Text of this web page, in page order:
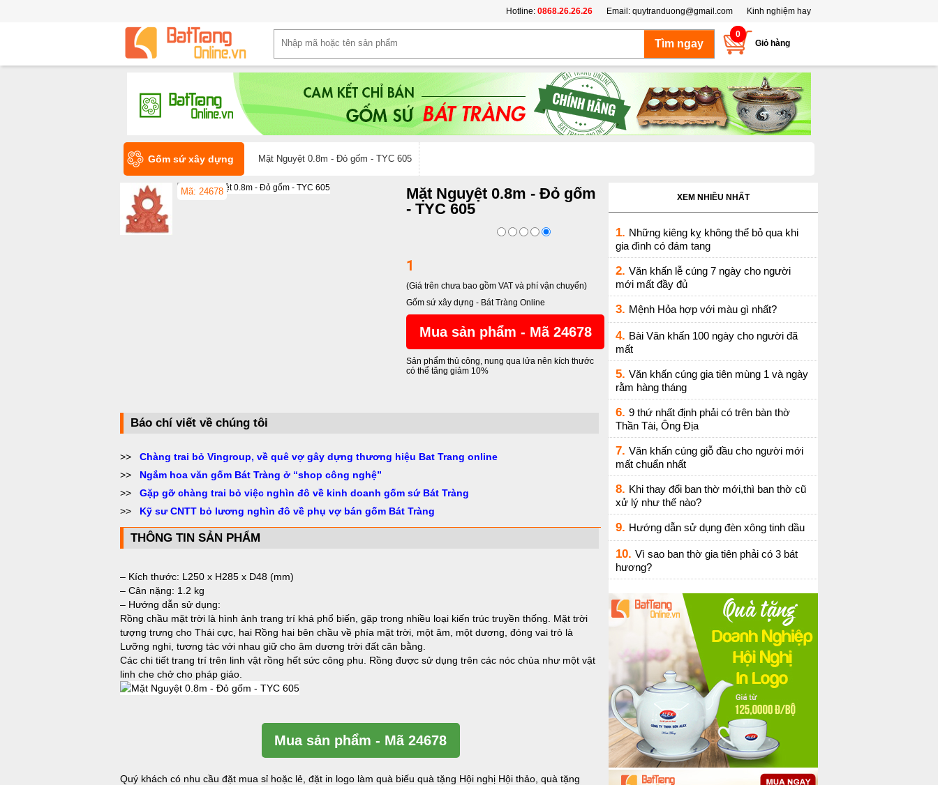
Hotline: 0868.26.26.26 Email: quytranduong@gmail.com Kinh nghiệm hay
0
Giỏ hàng
Gốm sứ xây dựng Mặt Nguyệt 0.8m - Đỏ gốm - TYC 605
Mã: 24678
Mặt Nguyệt 0.8m - Đỏ gốm
- TYC 605
1
(Giá trên chưa bao gồm VAT và phí vận chuyển)
Gốm sứ xây dựng - Bát Tràng Online
Mua sản phẩm - Mã 24678
Sản phẩm thủ công, nung qua lửa nên kích thước
có thể tăng giảm 10%
Báo chí viết về chúng tôi
>> Chàng trai bỏ Vingroup, về quê vợ gây dựng thương hiệu Bat Trang online
>> Ngắm hoa văn gốm Bát Tràng ở “shop công nghệ”
>> Gặp gỡ chàng trai bỏ việc nghìn đô về kinh doanh gốm sứ Bát Tràng
>> Kỹ sư CNTT bỏ lương nghìn đô về phụ vợ bán gốm Bát Tràng
THÔNG TIN SẢN PHẨM
– Kích thước: L250 x H285 x D48 (mm)
– Cân nặng: 1.2 kg
– Hướng dẫn sử dụng:
Rồng chầu mặt trời là hình ảnh trang trí khá phổ biến, gặp trong nhiều loại kiến trúc truyền thống. Mặt trời
tượng trưng cho Thái cực, hai Rồng hai bên chầu về phía mặt trời, một âm, một dương, đóng vai trò là
Lưỡng nghi, tương tác với nhau giữ cho âm dương trời đất cân bằng.
Các chi tiết trang trí trên linh vật rồng hết sức công phu. Rồng được sử dụng trên các nóc chùa như một vật
linh che chở cho pháp giáo.
Mua sản phẩm - Mã 24678
Quý khách có nhu cầu đặt mua sỉ hoặc lẻ, đặt in logo làm quà biếu quà tặng Hội nghị Hội thảo, quà tặng
XEM NHIỀU NHẤT
1. Những kiêng kỵ không thể bỏ qua khi
gia đình có đám tang
2. Văn khấn lễ cúng 7 ngày cho người
mới mất đầy đủ
3. Mệnh Hỏa hợp với màu gì nhất?
4. Bài Văn khấn 100 ngày cho người đã
mất
5. Văn khấn cúng gia tiên mùng 1 và ngày
rằm hàng tháng
6. 9 thứ nhất định phải có trên bàn thờ
Thần Tài, Ông Địa
7. Văn khấn cúng giỗ đầu cho người mới
mất chuẩn nhất
8. Khi thay đổi ban thờ mới,thì ban thờ cũ
xử lý như thế nào?
9. Hướng dẫn sử dụng đèn xông tinh dầu
10. Vì sao ban thờ gia tiên phải có 3 bát
hương?